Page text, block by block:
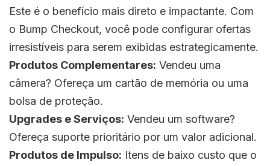
Este é o benefício mais direto e impactante. Com
o Bump Checkout, você pode configurar ofertas
irresistíveis para serem exibidas estrategicamente.
Produtos Complementares: Vendeu uma
câmera? Ofereça um cartão de memória ou uma
bolsa de proteção.
Upgrades e Serviços: Vendeu um software?
Ofereça suporte prioritário por um valor adicional.
Produtos de Impulso: Itens de baixo custo que o